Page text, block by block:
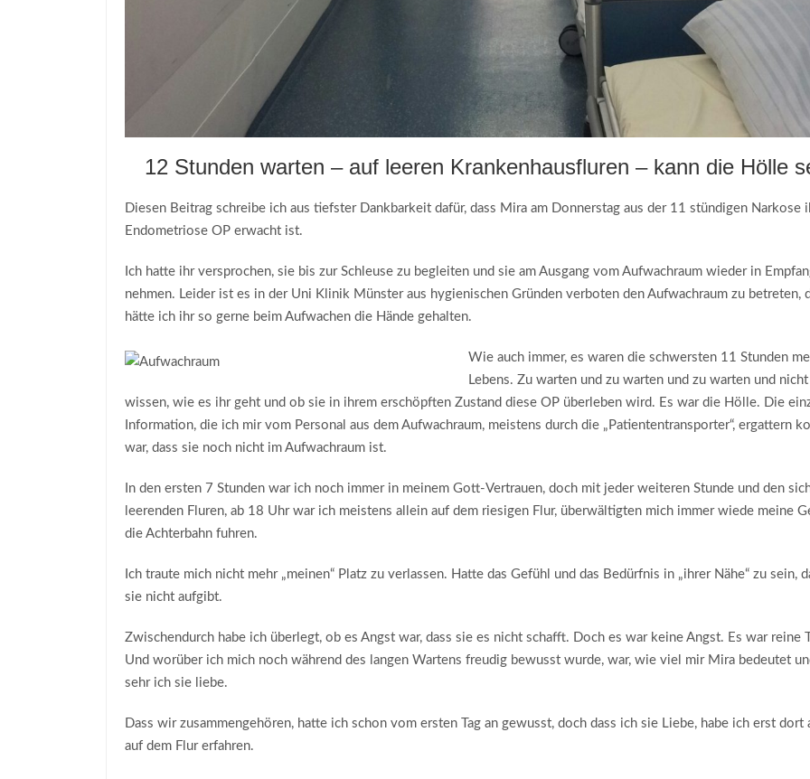
12 Stunden warten – auf leeren Krankenhausfluren – kann die Hölle
Diesen Beitrag schreibe ich aus tiefster Dankbarkeit dafür, dass Mira am Donnerstag aus der 11 stündigen Narkose
Endometriose OP erwacht ist.
Ich hatte ihr versprochen, sie bis zur Schleuse zu begleiten und sie am Ausgang vom Aufwachraum wieder in
nehmen. Leider ist es in der Uni Klinik Münster aus hygienischen Gründen verboten den Aufwachraum zu betreten,
hätte ich ihr so gerne beim Aufwachen die Hände gehalten.
Wie auch immer, es waren die schwersten 11 Stunden
Lebens. Zu warten und zu warten und zu warten und
wissen, wie es ihr geht und ob sie in ihrem erschöpften Zustand diese OP überleben wird. Es war die Hölle. Die
Information, die ich mir vom Personal aus dem Aufwachraum, meistens durch die „Patiententransporter“, ergattern
war, dass sie noch nicht im Aufwachraum ist.
In den ersten 7 Stunden war ich noch immer in meinem Gott-Vertrauen, doch mit jeder weiteren Stunde und den
leerenden Fluren, ab 18 Uhr war ich meistens allein auf dem riesigen Flur, überwältigten mich immer wiede meine
die Achterbahn fuhren.
Ich traute mich nicht mehr „meinen“ Platz zu verlassen. Hatte das Gefühl und das Bedürfnis in „ihrer Nähe“ zu sein,
sie nicht aufgibt.
Zwischendurch habe ich überlegt, ob es Angst war, dass sie es nicht schafft. Doch es war keine Angst. Es war reine
Und worüber ich mich noch während des langen Wartens freudig bewusst wurde, war, wie viel mir Mira bedeutet
sehr ich sie liebe.
Dass wir zusammengehören, hatte ich schon vom ersten Tag an gewusst, doch dass ich sie Liebe, habe ich erst dort
auf dem Flur erfahren.